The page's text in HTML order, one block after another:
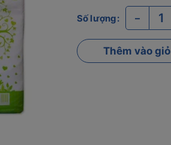
Số lượng: –
Thêm vào giỏ